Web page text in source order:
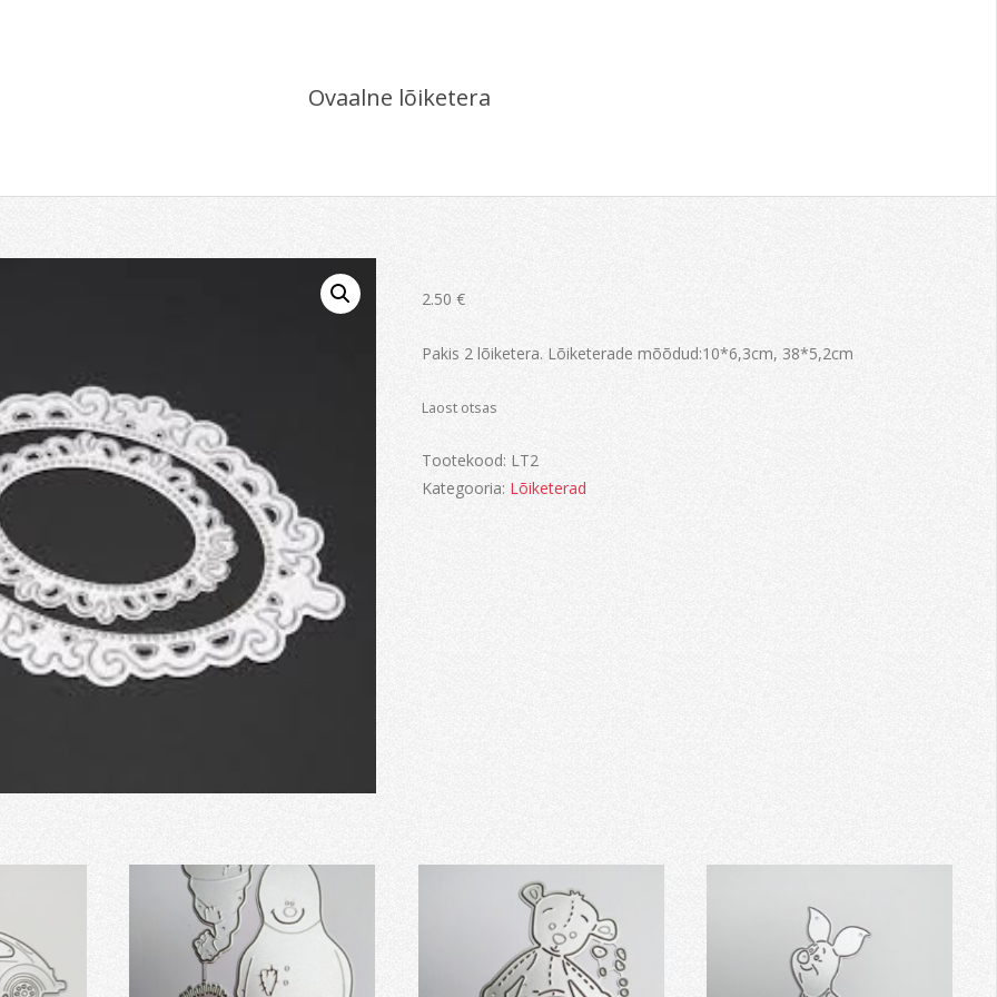
Ovaalne lõiketera
2.50 €
Pakis 2 lõiketera. Lõiketerade mõõdud:10*6,3cm, 38*5,2cm
Laost otsas
Tootekood: LT2
Kategooria: Lõiketerad